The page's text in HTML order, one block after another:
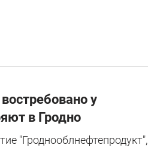
у
в Гродно
"Гроднооблнефтепродукт",